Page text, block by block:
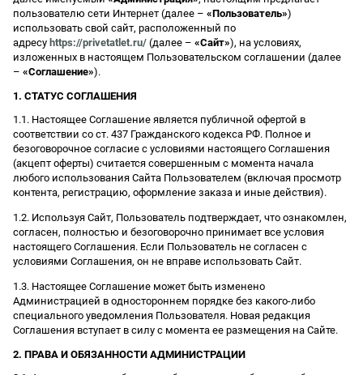
пользователю сети Интернет (далее – «Пользователь»)
использовать свой сайт, расположенный по
адресу https://privetatlet.ru/ (далее – «Сайт»), на условиях,
изложенных в настоящем Пользовательском соглашении (далее
– «Соглашение»).
1. СТАТУС СОГЛАШЕНИЯ
1.1. Настоящее Соглашение является публичной офертой в
соответствии со ст. 437 Гражданского кодекса РФ. Полное и
безоговорочное согласие с условиями настоящего Соглашения
(акцепт оферты) считается совершенным с момента начала
любого использования Сайта Пользователем (включая просмотр
контента, регистрацию, оформление заказа и иные действия).
1.2. Используя Сайт, Пользователь подтверждает, что ознакомлен,
согласен, полностью и безоговорочно принимает все условия
настоящего Соглашения. Если Пользователь не согласен с
условиями Соглашения, он не вправе использовать Сайт.
1.3. Настоящее Соглашение может быть изменено
Администрацией в одностороннем порядке без какого-либо
специального уведомления Пользователя. Новая редакция
Соглашения вступает в силу с момента ее размещения на Сайте.
2. ПРАВА И ОБЯЗАННОСТИ АДМИНИСТРАЦИИ